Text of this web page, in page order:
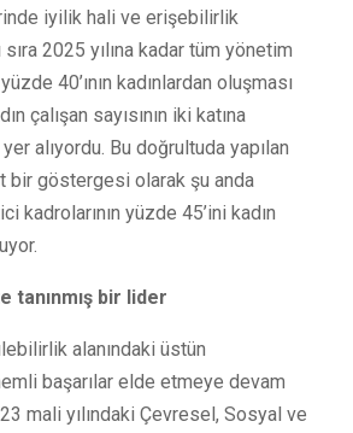
iyilik hali ve erişebilirlik
sıra 2025 yılına kadar tüm yönetim
40’ının kadınlardan oluşması
çalışan sayısının iki katına
alıyordu. Bu doğrultuda yapılan
bir göstergesi olarak şu anda
kadrolarının yüzde 45’ini kadın
tanınmış bir lider
alanındaki üstün
başarılar elde etmeye devam
mali yılındaki Çevresel, Sosyal ve